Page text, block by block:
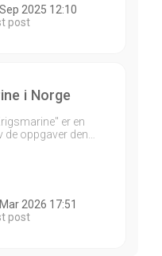
2025 12:10
post
i Norge
er en
oppgaver den…
2026 17:51
post